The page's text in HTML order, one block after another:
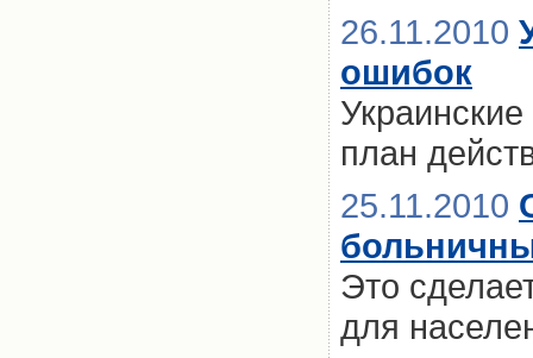
26.11.2010
ошибок
план
25.11.2010
Это
для